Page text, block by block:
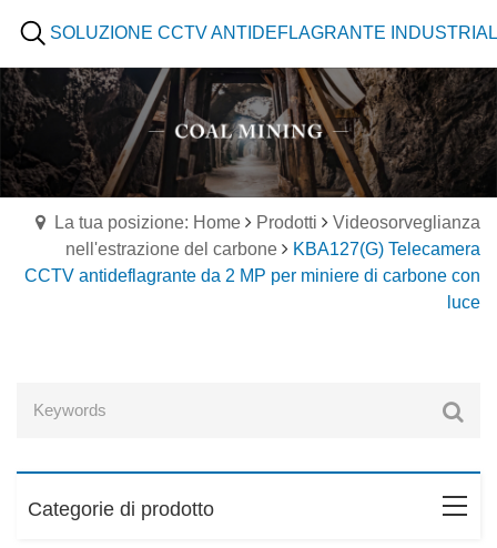
SOLUZIONE CCTV ANTIDEFLAGRANTE
La tua posizione: Home Prodotti
Videosorveglianza
nell'estrazione del carbone
KBA127(G) Telecamera
CCTV antideflagrante da 2 MP per miniere di carbone con
luce
Categorie di prodotto